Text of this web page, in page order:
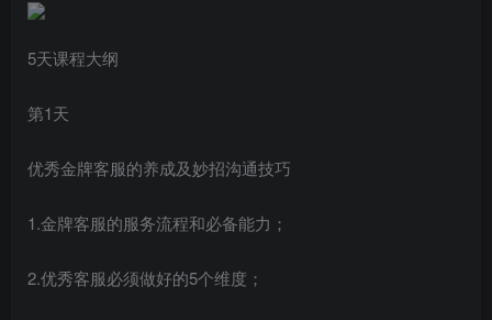
5天课程大纲
第1天
优秀金牌客服的养成及妙招沟通技巧
1.金牌客服的服务流程和必备能力；
2.优秀客服必须做好的5个维度；